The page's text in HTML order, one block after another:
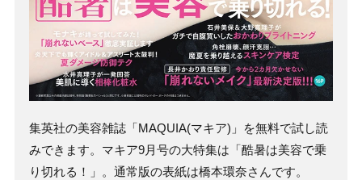
集英社の美容雑誌「MAQUIA(マキア)」を無料で試し読
みできます。マキア9月号の大特集は「酷暑は美容で乗
り切れる！」。通常版の表紙は橋本環奈さんです。